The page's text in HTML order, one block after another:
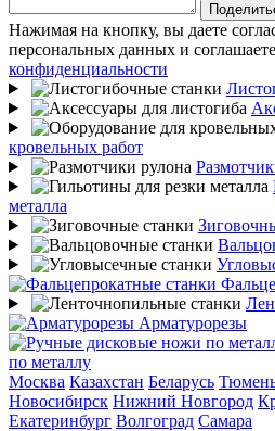
Нажимая на кнопку, вы даете
персональных данных и
конфиденциальности
кровельных работ
металла
Арматурорезы
по металлу
Москва Казахстан Беларусь
Новосибирск Нижний Новгород
Екатеринбург Волгоград Самара